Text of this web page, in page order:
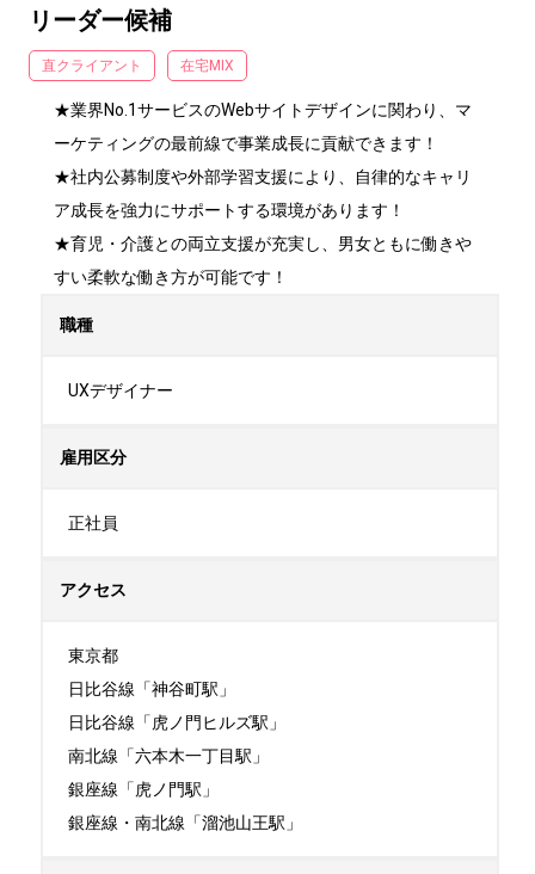
リーダー候補
直クライアント 在宅MIX
★業界No.1サービスのWebサイトデザインに関わり、マ
ーケティングの最前線で事業成長に貢献できます！
★社内公募制度や外部学習支援により、自律的なキャリ
ア成長を強力にサポートする環境があります！
★育児・介護との両立支援が充実し、男女ともに働きや
すい柔軟な働き方が可能です！
職種
UXデザイナー
雇用区分
正社員
アクセス
東京都
日比谷線「神谷町駅」
日比谷線「虎ノ門ヒルズ駅」
南北線「六本木一丁目駅」
銀座線「虎ノ門駅」
銀座線・南北線「溜池山王駅」